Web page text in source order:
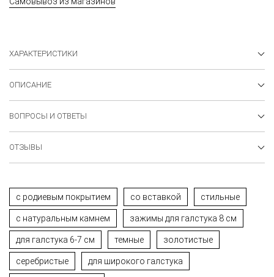
ХАРАКТЕРИСТИКИ
ОПИСАНИЕ
ВОПРОСЫ И ОТВЕТЫ
ОТЗЫВЫ
с родиевым покрытием со вставкой стильные
с натуральным камнем зажимы для галстука 8 см
для галстука 6-7 см темные золотистые
серебристые для широкого галстука